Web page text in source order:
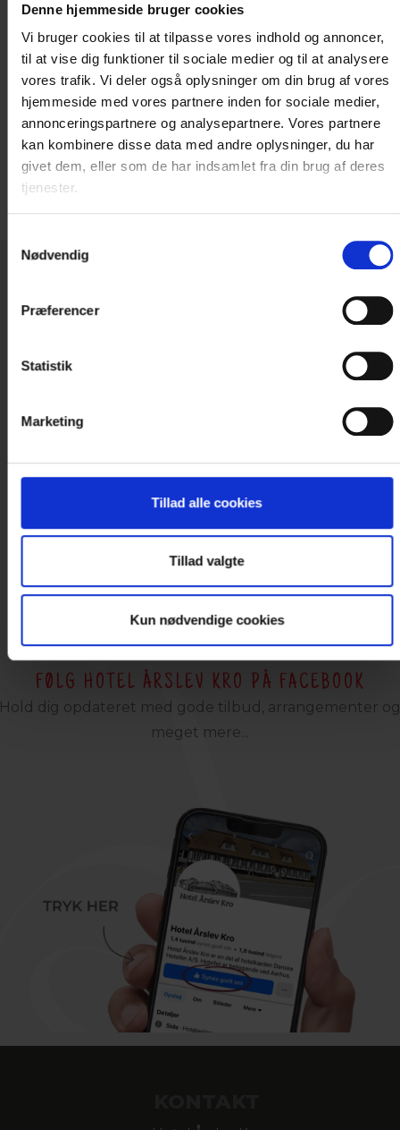
Denne hjemmeside bruger cookies
Vi bruger cookies til at tilpasse vores indhold og annoncer,
til at vise dig funktioner til sociale medier og til at analysere
vores trafik. Vi deler også oplysninger om din brug af vores
hjemmeside med vores partnere inden for sociale medier,
annonceringspartnere og analysepartnere. Vores partnere
kan kombinere disse data med andre oplysninger, du har
givet dem, eller som de har indsamlet fra din brug af deres
tjenester.
Nødvendig
Præferencer
Statistik
Marketing
Tillad alle cookies
Tillad valgte
Kun nødvendige cookies
Samtykke
Ved booking af opholdet giver du samtykke til at
modtage en sms og en email med et link til praktisk
information om dit ophold, samt mulighed for at du
kan bestille yderligere fordele, som du kan gøre
brug af før, under eller efter dit ophold.
GAVEKORT TIL HOTELOPLEVELSER
FØLG HOTEL ÅRSLEV KRO PÅ FACEBOOK
Hold dig opdateret med gode tilbud, arrangementer og
meget mere...